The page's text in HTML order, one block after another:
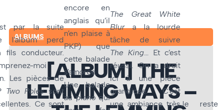
ALBUMS
[ALBUM] THE
LEMMING WAYS –
par la suite
l’album perd
fils conducteur.
moi
Les pièces de
Two Polessont
Ce sont
encore en
anglais qu’il
n’en plaise à
PKP) que
cette balade
s’amorce.
Une balade
au piano qui
The Great White
Blura la lourde
tâche de suivre
The King … Et c’est
réussi. On a droit
ici à une pièce
grandiose. C’est
une ambiance trèsJe reste